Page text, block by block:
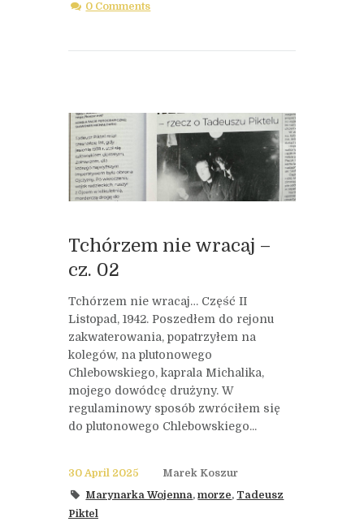
0 Comments
Tchórzem nie wracaj –
cz. 02
Tchórzem nie wracaj… Część II
Listopad, 1942. Poszedłem do rejonu
zakwaterowania, popatrzyłem na
kolegów, na plutonowego
Chlebowskiego, kaprala Michalika,
mojego dowódcę drużyny. W
regulaminowy sposób zwróciłem się
do plutonowego Chlebowskiego...
30 April 2025
Marek Koszur
Marynarka Wojenna,morze, Tadeusz
Piktel